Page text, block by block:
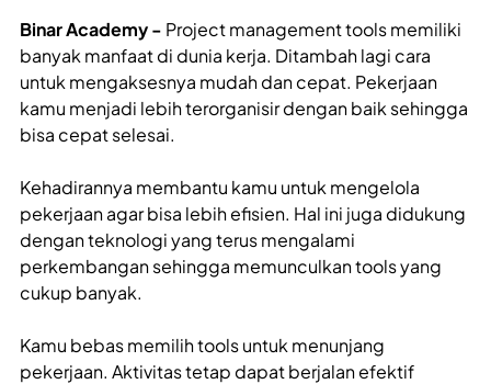
Binar Academy - Project management tools memiliki
banyak manfaat di dunia kerja. Ditambah lagi cara
untuk mengaksesnya mudah dan cepat. Pekerjaan
kamu menjadi lebih terorganisir dengan baik sehingga
bisa cepat selesai.
Kehadirannya membantu kamu untuk mengelola
pekerjaan agar bisa lebih efisien. Hal ini juga didukung
dengan teknologi yang terus mengalami
perkembangan sehingga memunculkan tools yang
cukup banyak.
Kamu bebas memilih tools untuk menunjang
pekerjaan. Aktivitas tetap dapat berjalan efektif